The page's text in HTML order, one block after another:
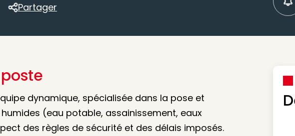
Partager
Partager
dynamique, spécialisée dans la pose et
humides (eau potable, assainissement, eaux
des règles de sécurité et des délais imposés.